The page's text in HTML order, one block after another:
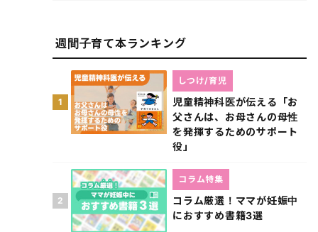
週間子育て本ランキング
1
児童精神科医が伝える「お
父さんは、お母さんの母性
を発揮するためのサポート
役」
しつけ/育児
2
コラム厳選！ママが妊娠中
におすすめ書籍3選
コラム特集